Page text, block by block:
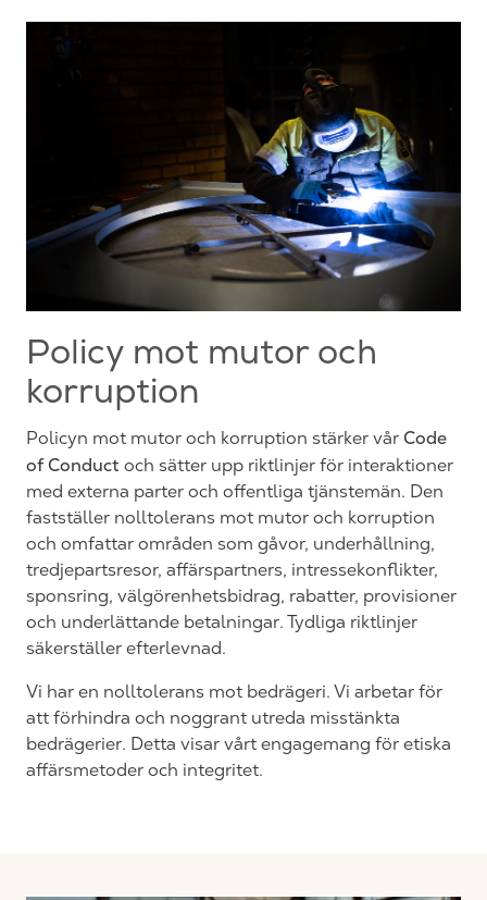
Policy mot mutor och
korruption
Policyn mot mutor och korruption stärker vår Code
of Conduct och sätter upp riktlinjer för interaktioner
med externa parter och offentliga tjänstemän. Den
fastställer nolltolerans mot mutor och korruption
och omfattar områden som gåvor, underhållning,
tredjepartsresor, affärspartners, intressekonflikter,
sponsring, välgörenhetsbidrag, rabatter, provisioner
och underlättande betalningar. Tydliga riktlinjer
säkerställer efterlevnad.
Vi har en nolltolerans mot bedrägeri. Vi arbetar för
att förhindra och noggrant utreda misstänkta
bedrägerier. Detta visar vårt engagemang för etiska
affärsmetoder och integritet.